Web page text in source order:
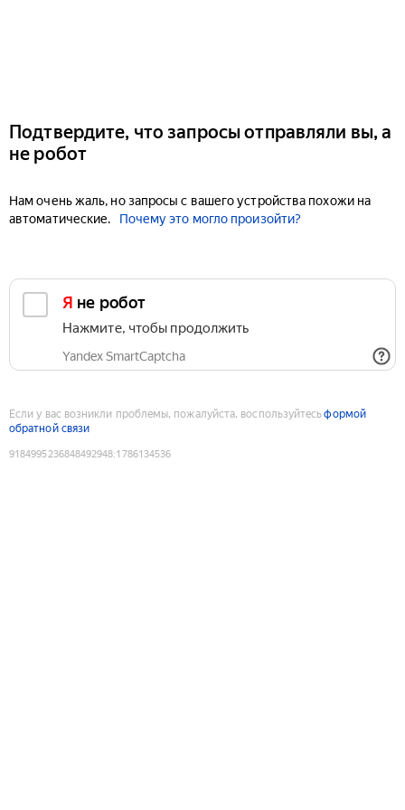
Подтвердите, что запросы отправляли вы, а
не робот
Нам очень жаль, но запросы с вашего устройства похожи на
автоматические.
Почему это могло произойти?
Я не робот
Нажмите, чтобы продолжить
Yandex SmartCaptcha
Если у вас возникли проблемы, пожалуйста, воспользуйтесьформой
обратной связи
9184995236848492948:1786134536